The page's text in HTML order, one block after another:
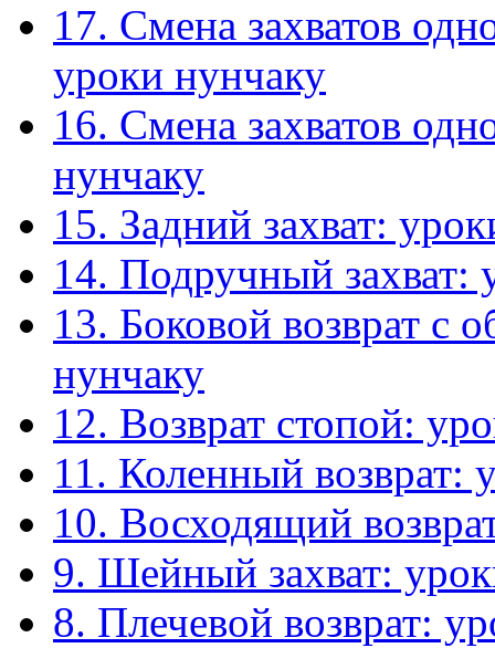
17. Смена захватов
уроки нунчаку
16. Смена захватов
нунчаку
15. Задний захват:
14. Подручный захват:
13. Боковой возврат с
нунчаку
12. Возврат стопой:
11. Коленный возврат:
10. Восходящий
9. Шейный захват:
8. Плечевой возврат: